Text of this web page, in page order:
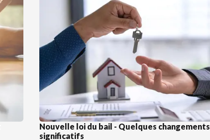
Nouvelle loi du bail - Quelques changements
significatifs